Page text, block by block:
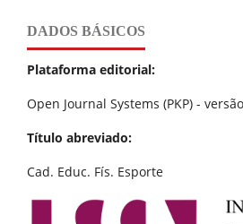
DADOS BÁSICOS
Plataforma editorial:
Open Journal Systems (PKP) -
Título abreviado:
Cad. Educ. Fís. Esporte